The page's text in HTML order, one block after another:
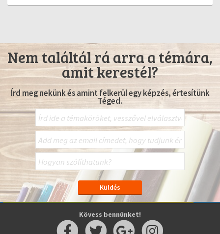
Nem találtál rá arra a témára,
amit kerestél?
Írd meg nekünk és amint felkerül egy képzés, értesítünk
Téged.
Kövess bennünket!